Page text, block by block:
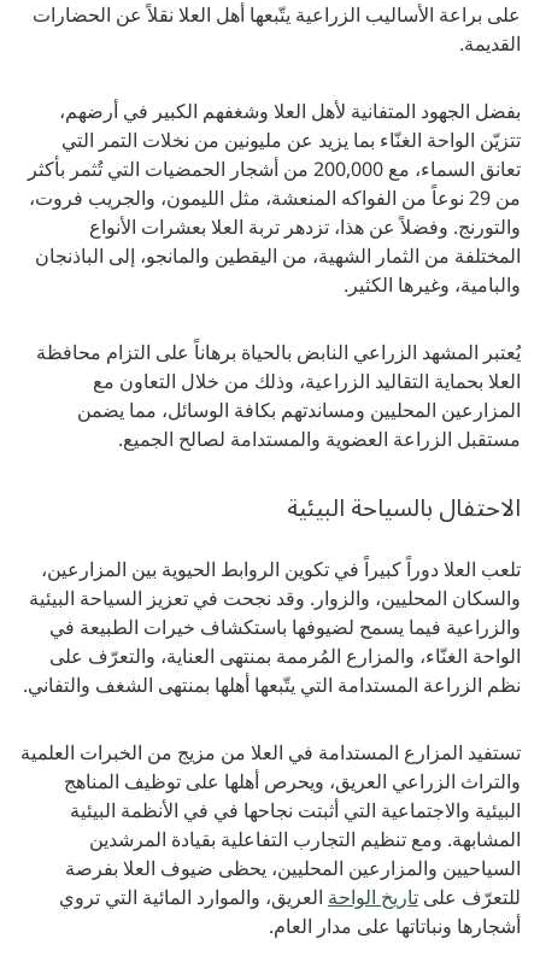
على براعة الأساليب الزراعية يتّبعها أهل العلا نقلاً عن الحضارات
القديمة.
بفضل الجهود المتفانية لأهل العلا وشغفهم الكبير في أرضهم،
تتزيّن الواحة الغنّاء بما يزيد عن مليونين من نخلات التمر التي
تعانق السماء، مع 200,000 من أشجار الحمضيات التي تُثمر بأكثر
من 29 نوعاً من الفواكه المنعشة، مثل الليمون، والجريب فروت،
والتورنج. وفضلاً عن هذا، تزدهر تربة العلا بعشرات الأنواع
المختلفة من الثمار الشهية، من اليقطين والمانجو، إلى الباذنجان
والبامية، وغيرها الكثير.
يُعتبر المشهد الزراعي النابض بالحياة برهاناً على التزام محافظة
العلا بحماية التقاليد الزراعية، وذلك من خلال التعاون مع
المزارعين المحليين ومساندتهم بكافة الوسائل، مما يضمن
مستقبل الزراعة العضوية والمستدامة لصالح الجميع.
الاحتفال بالسياحة البيئية
تلعب العلا دوراً كبيراً في تكوين الروابط الحيوية بين المزارعين،
والسكان المحليين، والزوار. وقد نجحت في تعزيز السياحة البيئية
والزراعية فيما يسمح لضيوفها باستكشاف خيرات الطبيعة في
الواحة الغنّاء، والمزارع المُرممة بمنتهى العناية، والتعرّف على
نظم الزراعة المستدامة التي يتّبعها أهلها بمنتهى الشغف والتفاني.
تستفيد المزارع المستدامة في العلا من مزيج من الخبرات العلمية
والتراث الزراعي العريق، ويحرص أهلها على توظيف المناهج
البيئية والاجتماعية التي أثبتت نجاحها في في الأنظمة البيئية
المشابهة. ومع تنظيم التجارب التفاعلية بقيادة المرشدين
السياحيين والمزارعين المحليين، يحظى ضيوف العلا بفرصة
للتعرّف على تاريخ الواحة العريق، والموارد المائية التي تروي
أشجارها ونباتاتها على مدار العام.